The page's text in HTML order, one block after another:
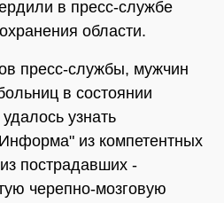
в пресс-службе
области.
пресс-службы, мужчин
в состоянии
узнать
из компетентных
пострадавших -
черепно-мозговую